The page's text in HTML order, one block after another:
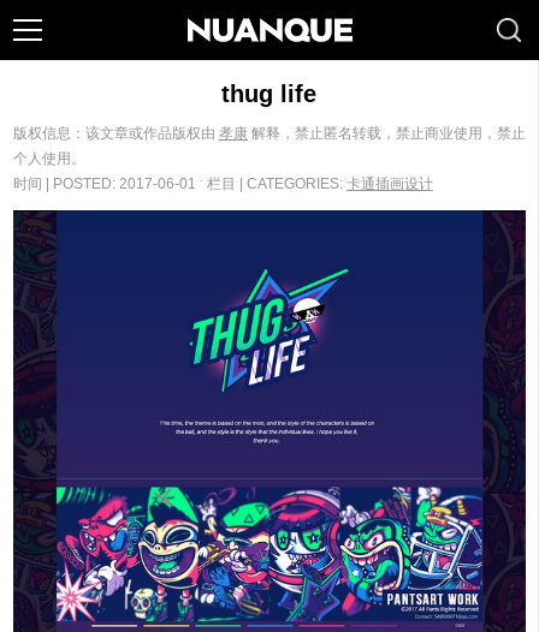
thug life
版权信息：该文章或作品版权由 孝康解释，禁止匿名转载，禁止商业使用，禁止
个人使用。
时间 | POSTED: 2017-06-01 ˑ 栏目 | CATEGORIES: 卡通插画设计